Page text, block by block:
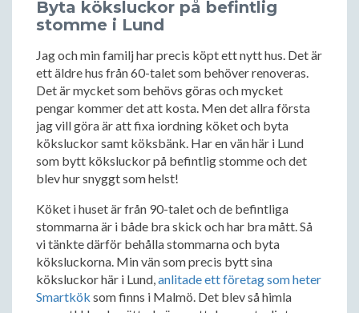
Byta köksluckor på befintlig
stomme i Lund
Jag och min familj har precis köpt ett nytt hus. Det är
ett äldre hus från 60-talet som behöver renoveras.
Det är mycket som behövs göras och mycket
pengar kommer det att kosta. Men det allra första
jag vill göra är att fixa iordning köket och byta
köksluckor samt köksbänk. Har en vän här i Lund
som bytt köksluckor på befintlig stomme och det
blev hur snyggt som helst!
Köket i huset är från 90-talet och de befintliga
stommarna är i både bra skick och har bra mått. Så
vi tänkte därför behålla stommarna och byta
köksluckorna. Min vän som precis bytt sina
köksluckor här i Lund,anlitade ett företag som heter
Smartkök som finns i Malmö. Det blev så himla